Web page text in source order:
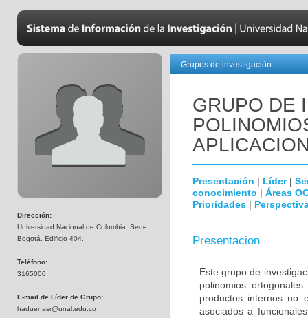
Dirección:
Universidad Nacional de Colombia. Sede
Bogotá. Edificio 404.
Teléfono:
3165000
E-mail de Líder de Grupo:
haduenasr@unal.edu.co
Grupos de investigación
GRUPO DE
Presentación | Líder|
conocimiento | Áreas
Prioridades |
Presentacion
Este grupo de
polinomios
productos internos no
asociados a